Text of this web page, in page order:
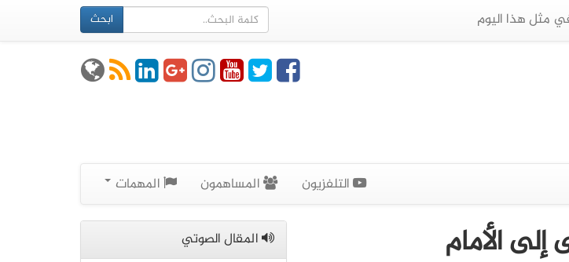
مثل هذا اليوم ابحث
التلفزيون المساهمون المهمات
الأمام
المقال الصوتي